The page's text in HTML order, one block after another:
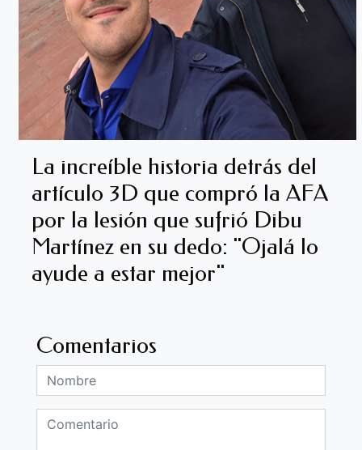
La increíble historia detrás del
artículo 3D que compró la AFA
por la lesión que sufrió Dibu
Martínez en su dedo: "Ojalá lo
ayude a estar mejor"
Comentarios